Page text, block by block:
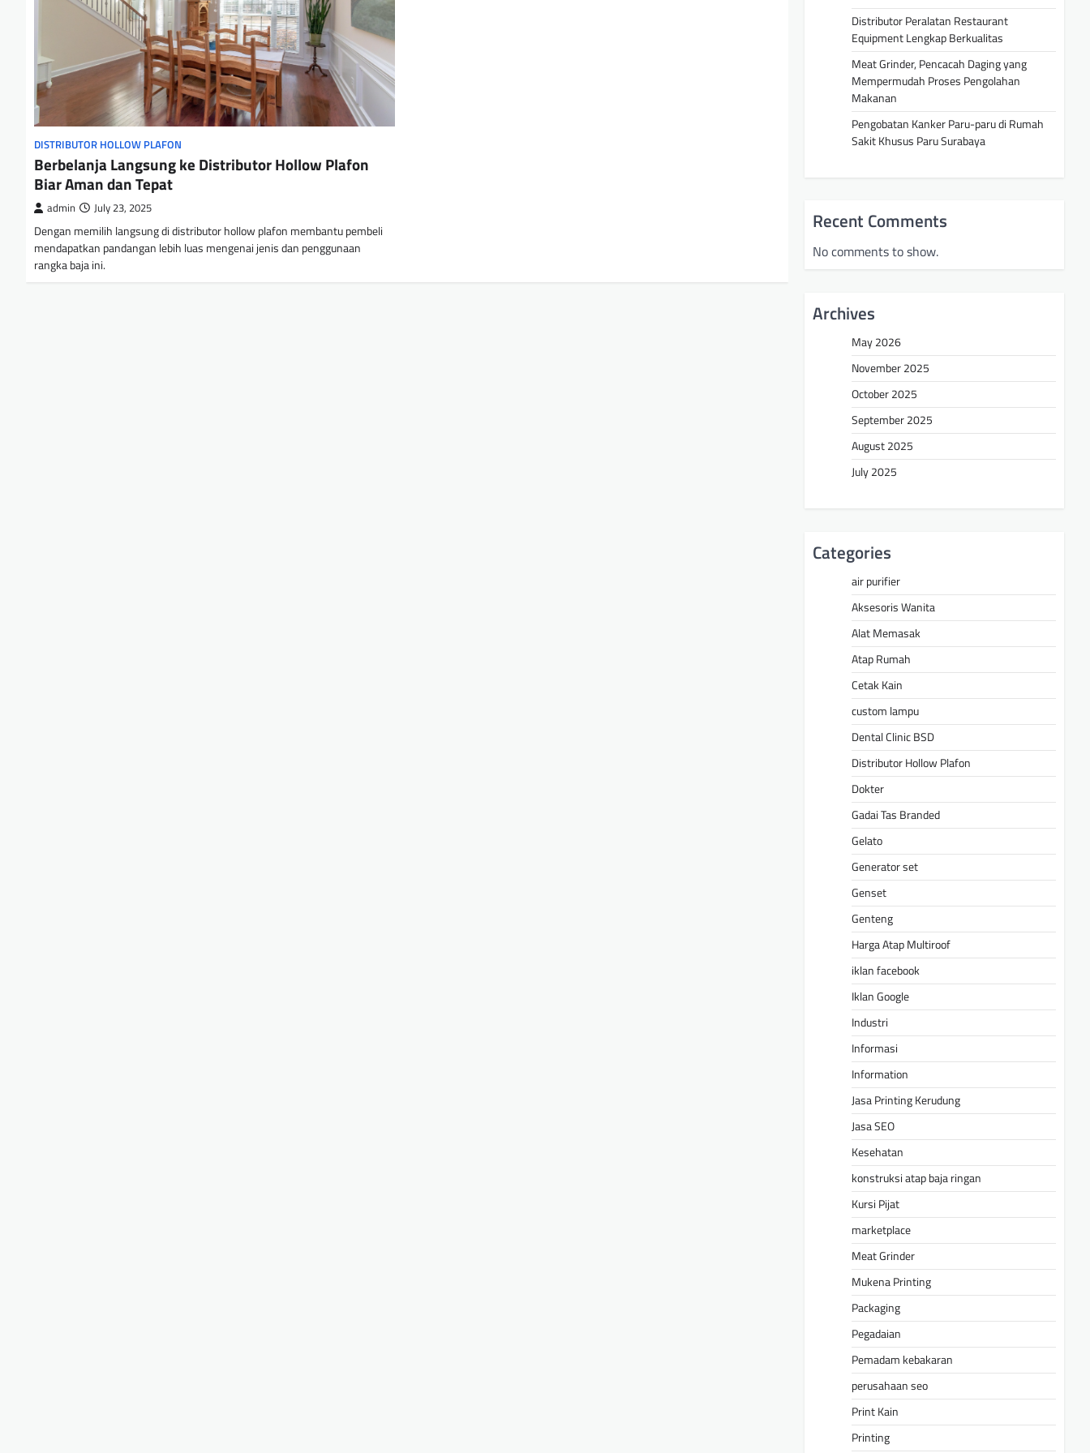
DISTRIBUTOR HOLLOW PLAFON
Berbelanja Langsung ke Distributor Hollow Plafon
Biar Aman dan Tepat
admin July 23, 2025
Dengan memilih langsung di distributor hollow plafon membantu pembeli
mendapatkan pandangan lebih luas mengenai jenis dan penggunaan
rangka baja ini.
Distributor Peralatan Restaurant
Equipment Lengkap Berkualitas
Meat Grinder, Pencacah Daging yang
Mempermudah Proses Pengolahan
Makanan
Pengobatan Kanker Paru-paru di Rumah
Sakit Khusus Paru Surabaya
Recent Comments
No comments to show.
Archives
May 2026
November 2025
October 2025
September 2025
August 2025
July 2025
Categories
air purifier
Aksesoris Wanita
Alat Memasak
Atap Rumah
Cetak Kain
custom lampu
Dental Clinic BSD
Distributor Hollow Plafon
Dokter
Gadai Tas Branded
Gelato
Generator set
Genset
Genteng
Harga Atap Multiroof
iklan facebook
Iklan Google
Industri
Informasi
Information
Jasa Printing Kerudung
Jasa SEO
Kesehatan
konstruksi atap baja ringan
Kursi Pijat
marketplace
Meat Grinder
Mukena Printing
Packaging
Pegadaian
Pemadam kebakaran
perusahaan seo
Print Kain
Printing